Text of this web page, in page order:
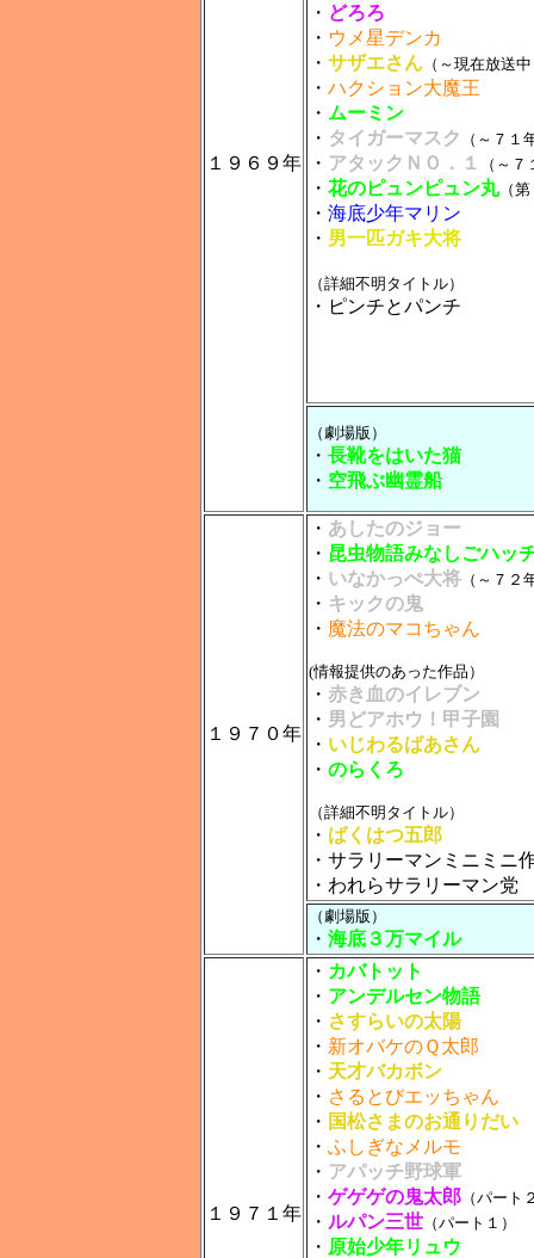
１９６９年
・ どろろ
・ ウメ星デンカ
・ サザエさん （～現在放送
・ ハクション大魔王
・ ムーミン
・ タイガーマスク （～７１
・ アタックＮＯ．１ （～
・ 花のピュンピュン丸（第
・ 海底少年マリン
・ 男一匹ガキ大将
（詳細不明タイトル）
・ピンチとパンチ
（劇場版）
・ 長靴をはいた猫
・ 空飛ぶ幽霊船
１９７０年
・ あしたのジョー
・ 昆虫物語みなしごハッ
・ いなかっぺ大将 （～７２
・ キックの鬼
・ 魔法のマコちゃん
(情報提供のあった作品）
・ 赤き血のイレブン
・ 男どアホウ！甲子園
・ いじわるばあさん
・ のらくろ
（詳細不明タイトル）
・ ばくはつ五郎
・サラリーマンミニミニ
・われらサラリーマン党
（劇場版）
・ 海底３万マイル
１９７１年
・ カバトット
・ アンデルセン物語
・ さすらいの太陽
・ 新オバケのＱ太郎
・ 天才バカボン
・ さるとびエッちゃん
・ 国松さまのお通りだい
・ ふしぎなメルモ
・ アパッチ野球軍
・ ゲゲゲの鬼太郎 （パート
・ ルパン三世 （パート１）
・ 原始少年リュウ